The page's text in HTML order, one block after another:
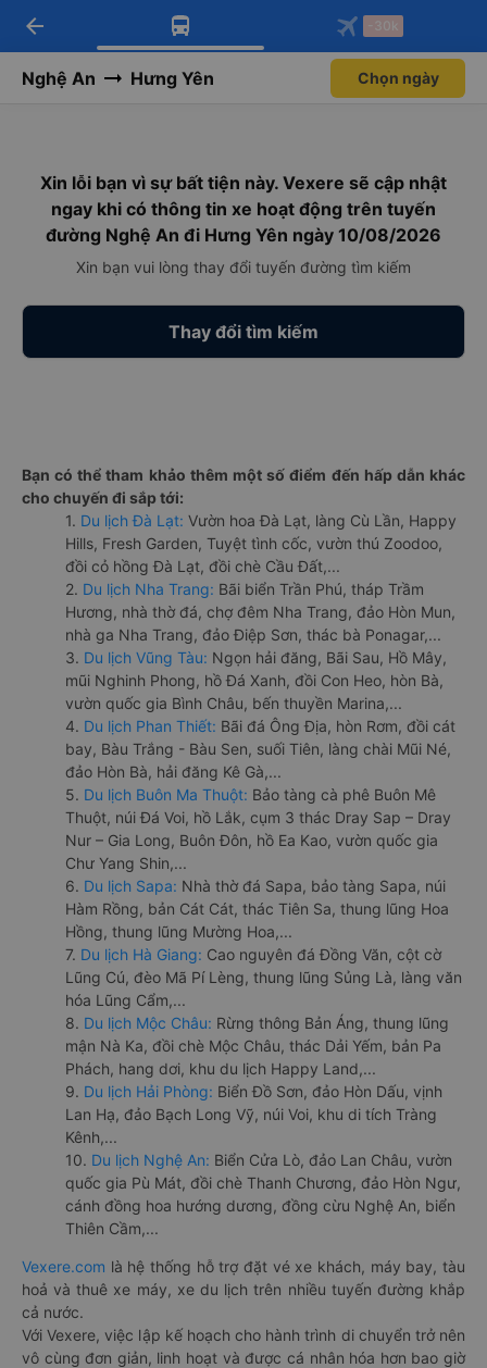
Tải app Vexere ngay!
Nhận ưu đãi thành viên độc
Mở app
Tải app Vexere
-30k/ghế khi đặt vé máy bay qua
Mở app
arrow_back -30k
Nghệ An Hưng Yên Chọn ngày
Xin lỗi bạn vì sự bất tiện này. Vexere sẽ cập nhật
ngay khi có thông tin xe hoạt động trên tuyến
đường Nghệ An đi Hưng Yên ngày 10/08/2026
Xin bạn vui lòng thay đổi tuyến đường tìm kiếm
Thay đổi tìm kiếm
Bạn có thể tham khảo thêm một số điểm đến hấp dẫn khác
cho chuyến đi sắp tới:
1. Du lịch Đà Lạt: Vườn hoa Đà Lạt, làng Cù Lần, Happy
Hills, Fresh Garden, Tuyệt tình cốc, vườn thú Zoodoo,
đồi cỏ hồng Đà Lạt, đồi chè Cầu Đất,...
2. Du lịch Nha Trang: Bãi biển Trần Phú, tháp Trầm
Hương, nhà thờ đá, chợ đêm Nha Trang, đảo Hòn Mun,
nhà ga Nha Trang, đảo Điệp Sơn, thác bà Ponagar,...
3. Du lịch Vũng Tàu: Ngọn hải đăng, Bãi Sau, Hồ Mây,
mũi Nghinh Phong, hồ Đá Xanh, đồi Con Heo, hòn Bà,
vườn quốc gia Bình Châu, bến thuyền Marina,...
4. Du lịch Phan Thiết: Bãi đá Ông Địa, hòn Rơm, đồi cát
bay, Bàu Trắng - Bàu Sen, suối Tiên, làng chài Mũi Né,
đảo Hòn Bà, hải đăng Kê Gà,...
5. Du lịch Buôn Ma Thuột: Bảo tàng cà phê Buôn Mê
Thuột, núi Đá Voi, hồ Lắk, cụm 3 thác Dray Sap – Dray
Nur – Gia Long, Buôn Đôn, hồ Ea Kao, vườn quốc gia
Chư Yang Shin,...
6. Du lịch Sapa: Nhà thờ đá Sapa, bảo tàng Sapa, núi
Hàm Rồng, bản Cát Cát, thác Tiên Sa, thung lũng Hoa
Hồng, thung lũng Mường Hoa,...
7. Du lịch Hà Giang: Cao nguyên đá Đồng Văn, cột cờ
Lũng Cú, đèo Mã Pí Lèng, thung lũng Sủng Là, làng văn
hóa Lũng Cẩm,...
8. Du lịch Mộc Châu: Rừng thông Bản Áng, thung lũng
mận Nà Ka, đồi chè Mộc Châu, thác Dải Yếm, bản Pa
Phách, hang dơi, khu du lịch Happy Land,...
9. Du lịch Hải Phòng: Biển Đồ Sơn, đảo Hòn Dấu, vịnh
Lan Hạ, đảo Bạch Long Vỹ, núi Voi, khu di tích Tràng
Kênh,...
10. Du lịch Nghệ An: Biển Cửa Lò, đảo Lan Châu, vườn
quốc gia Pù Mát, đồi chè Thanh Chương, đảo Hòn Ngư,
cánh đồng hoa hướng dương, đồng cừu Nghệ An, biển
Thiên Cầm,...
Vexere.com là hệ thống hỗ trợ đặt vé xe khách, máy bay, tàu
hoả và thuê xe máy, xe du lịch trên nhiều tuyến đường khắp
cả nước.
Với Vexere, việc lập kế hoạch cho hành trình di chuyển trở nên
vô cùng đơn giản, linh hoạt và được cá nhân hóa hơn bao giờ